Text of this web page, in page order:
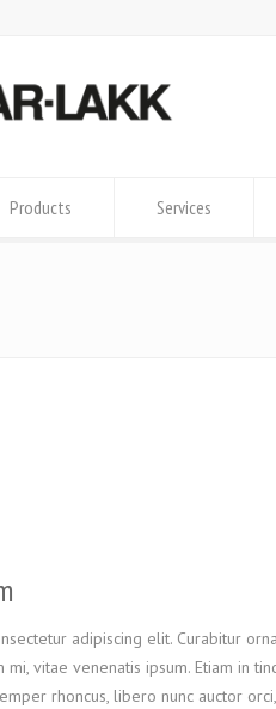
Products Services
adipiscing elit. Curabitur
vitae venenatis ipsum. Etiam in
rhoncus, libero nunc auctor